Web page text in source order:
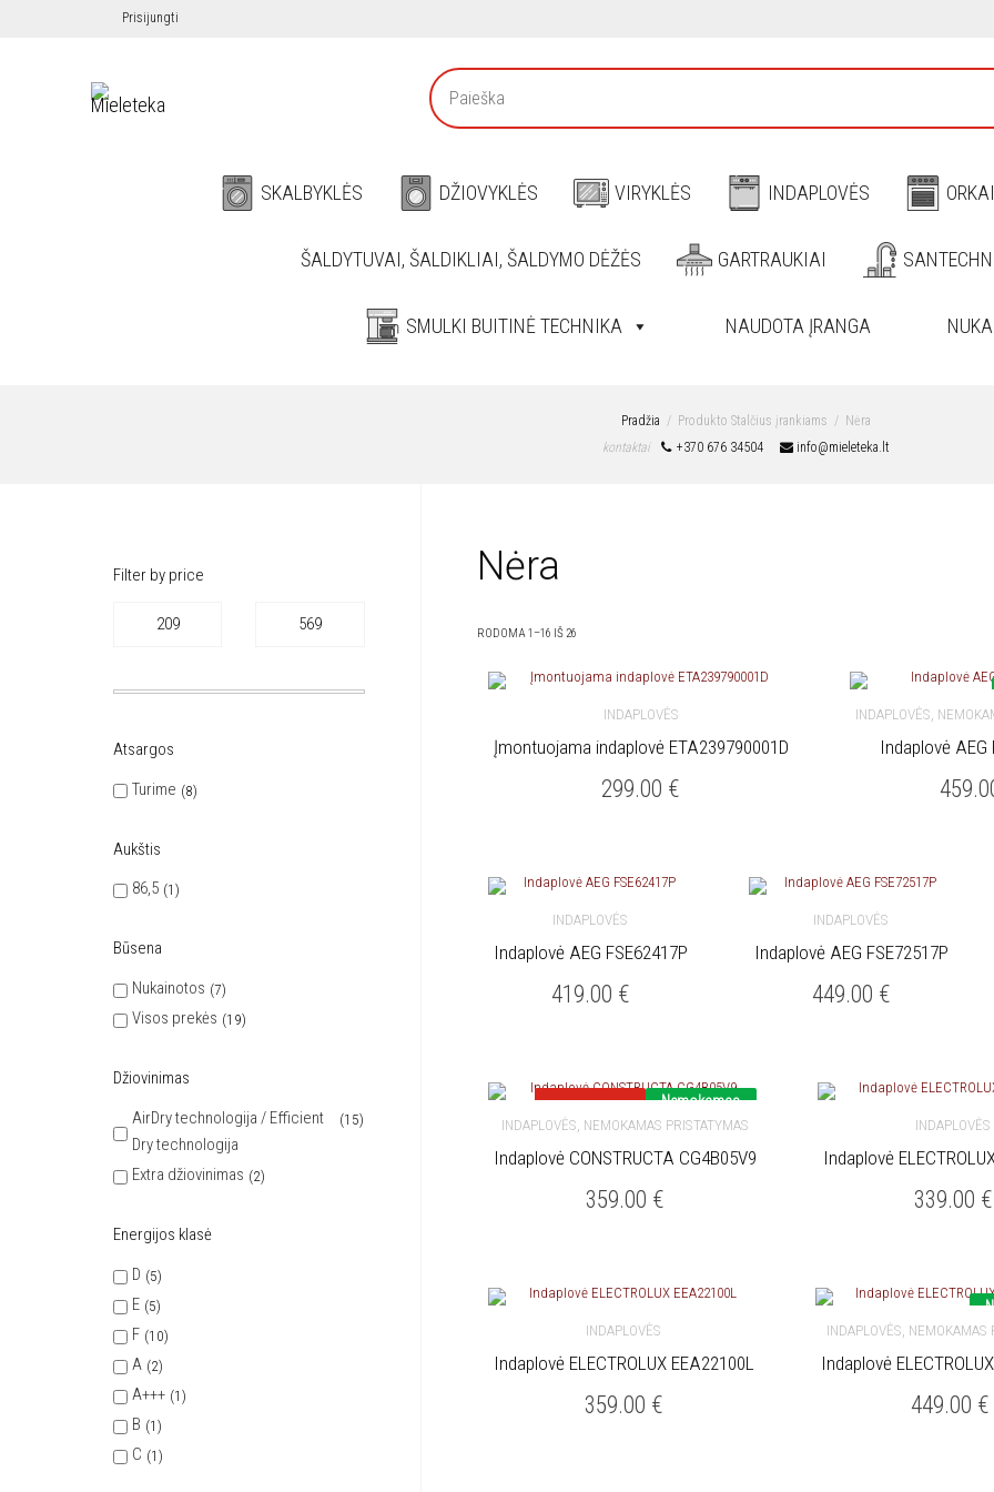
Prisijungti
SKALBYKLĖS DŽIOVYKLĖS VIRYKLĖS INDAPLOVĖS
ŠALDYTUVAI, ŠALDIKLIAI, ŠALDYMO DĖŽĖS GARTRAUKIAI
SMULKI BUITINĖ TECHNIKA NAUDOTA ĮRANGA
Pradžia Produkto Stalčius įrankiams
Nėra
kontaktai
+370 676 34504 info@mieleteka.lt
Nėra
RODOMA 1–16 IŠ 26
Į KREPŠELĮ
INDAPLOVĖS
Įmontuojama indaplovė ETA239790001D
299.00 €
Į KREPŠELĮ
INDAPLOVĖS,
Indaplovė AEG
Į KREPŠELĮ
INDAPLOVĖS
Indaplovė AEG FSE62417P
419.00 €
Į KREPŠELĮ
INDAPLOVĖS
Indaplovė AEG FSE72517P
449.00 €
Nemokamas
pristatymas
Į KREPŠELĮ
INDAPLOVĖS, NEMOKAMAS PRISTATYMAS
Indaplovė CONSTRUCTA CG4B05V9
359.00 €
Į KREPŠELĮ
INDAPLOVĖS
Indaplovė
339.00 €
Į KREPŠELĮ
INDAPLOVĖS
Indaplovė ELECTROLUX EEA22100L
359.00 €
Į KREPŠELĮ
INDAPLOVĖS, NEMOKAMAS
Indaplovė
449.00 €
Filter by price
Atsargos
Turime
8
Aukštis
86,5 1
Būsena
Nukainotos 7
Visos prekės 19
Džiovinimas
AirDry technologija / Efficient
Dry technologija
15
Extra džiovinimas 2
Energijos klasė
D
5
E 5
F 10
A 2
A+++ 1
B 1
C 1